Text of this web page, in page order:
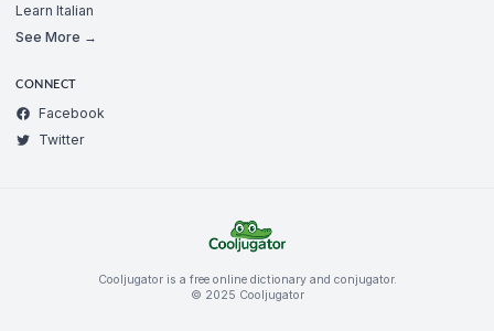
Learn Italian
See More →
CONNECT
Facebook
Twitter
Cooljugator is a free online dictionary and conjugator.
© 2025 Cooljugator